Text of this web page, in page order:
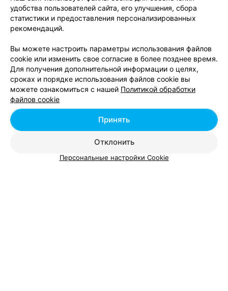
ЭФФЕКТИВНАЯ РЕКЛАМА НА САЙТЕ
удобства пользователей сайта, его улучшения, сбора
статистики и предоставления персонализированных
рекомендаций.
Вы можете настроить параметры использования файлов
cookie или изменить свое согласие в более позднее время.
Для получения дополнительной информации о целях,
сроках и порядке использования файлов cookie вы
можете ознакомиться с нашей Политикой обработки
файлов cookie
Отклонить
Принять
Персональные настройки Cookie